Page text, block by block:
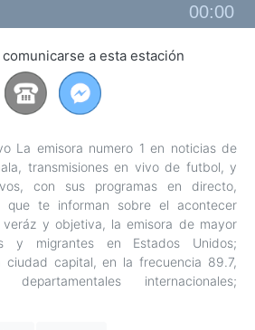
00:00
a esta estación
La emisora numero 1 en noticias de
transmisiones en vivo de futbol, y
con sus programas en directo,
que te informan sobre el acontecer
y objetiva, la emisora de mayor
y migrantes en Estados Unidos;
ciudad capital, en la frecuencia 89.7,
departamentales internacionales;